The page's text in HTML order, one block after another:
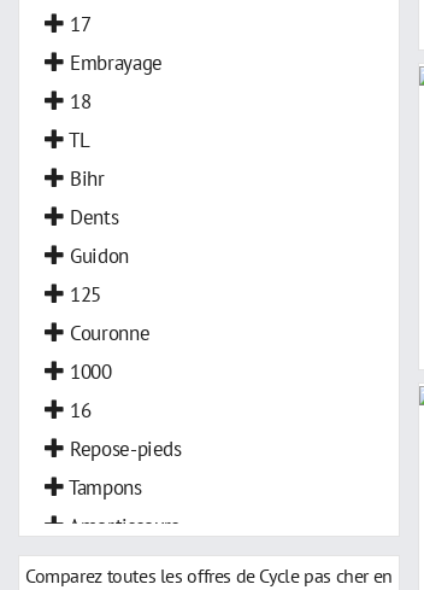
17
Embrayage
18
TL
Bihr
Dents
Guidon
125
Couronne
1000
16
Repose-pieds
Tampons
Amortisseurs
DID
Comparez toutes les offres de Cycle pas cher en